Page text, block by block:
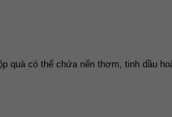
quà có thể chứa nến thơm, tinh dầu